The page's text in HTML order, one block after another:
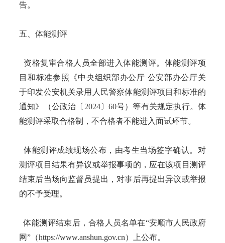
告。
五、体能测评
资格复审合格人员全部进入体能测评。体能测评项
目和标准参照《中央组织部办公厅 公安部办公厅关
于印发公安机关录用人民警察体能测评项目和标准的
通知》（公政治〔2024〕60号）等有关规定执行。体
能测评采取合格制，不合格者不能进入面试环节。
体能测评成绩现场公布，由考生当场签字确认。对
测评项目结果有异议或举报事项的，应在该项目测评
结束后当场向监督员提出，对事后再提出异议或举报
的不予受理。
体能测评结束后，合格人员名单在“安顺市人民政府
网”（https://www.anshun.gov.cn）上公布。